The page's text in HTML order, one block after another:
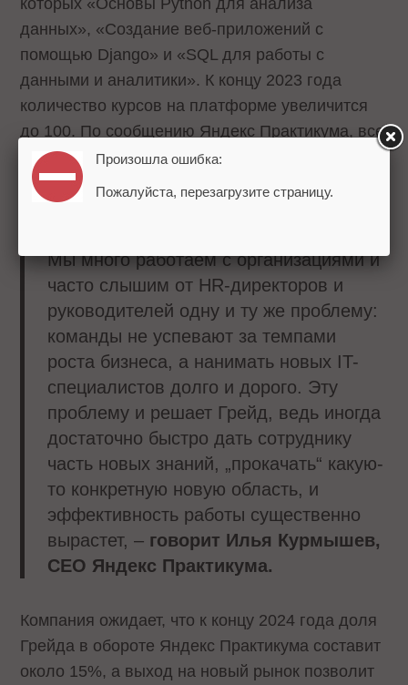
которых «Основы Python для анализа
данных», «Создание веб-приложений c
помощью Django» и «SQL для работы с
данными и аналитики». К концу 2023 года
количество курсов на платформе увеличится
до 100. По сообщению Яндекс Практикума, все
курсы разработаны на базе исследований
потребностей технических руководителей
российских компаний.
Мы много работаем с организациями и
часто слышим от HR-директоров и
руководителей одну и ту же проблему:
команды не успевают за темпами
роста бизнеса, а нанимать новых IT-
специалистов долго и дорого. Эту
проблему и решает Грейд, ведь иногда
достаточно быстро дать сотруднику
часть новых знаний, „прокачать“ какую-
то конкретную новую область, и
эффективность работы существенно
вырастет, – говорит Илья Курмышев,
CEO Яндекс Практикума.
Компания ожидает, что к концу 2024 года доля
Грейда в обороте Яндекс Практикума составит
около 15%, а выход на новый рынок позволит
Произошла ошибка:
Пожалуйста, перезагрузите страницу.